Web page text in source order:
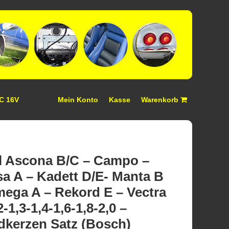
16V Mein Konto Kasse Warenkorb
Ascona B/C – Campo –
A – Kadett D/E- Manta B
A – Rekord E – Vectra
1,3-1,4-1,6-1,8-2,0 –
Satz (Bosch)